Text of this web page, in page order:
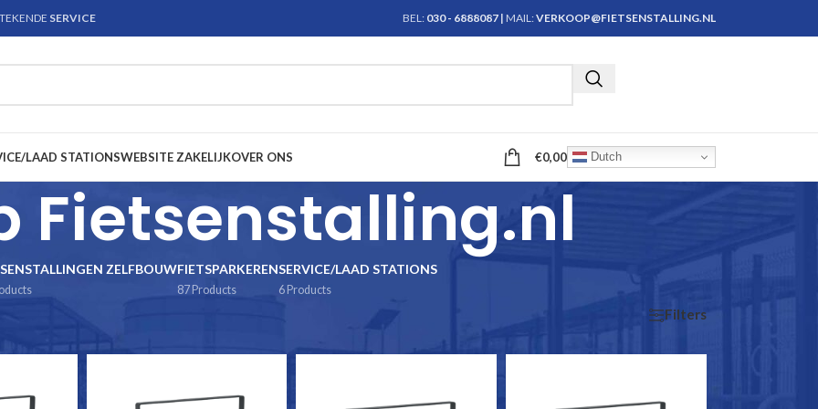
SERVICE BEL: 030 - 6888087 | MAIL:VERKOOP@FIETSENSTALLING.NL
Krijg persoonlijk advies
LAAD STATIONSWEBSITE ZAKELIJKOVER ONS €0,00 Dutch
Fietsenstalling.nl
ZELFBOUWFIETSPARKEREN
87 Products
SERVICE/LAAD STATIONS
6 Products
Filters